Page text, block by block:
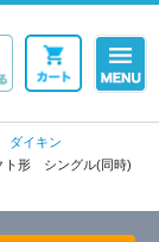
ダイキン
形 シングル(同時)